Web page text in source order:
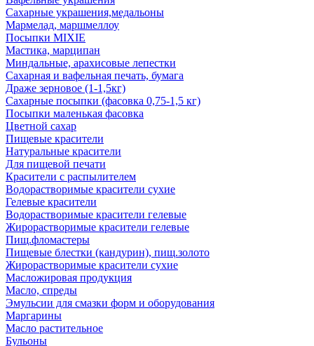
Сахарные украшения,медальоны
Мармелад, маршмеллоу
Посыпки MIXIE
Мастика, марципан
Миндальные, арахисовые лепестки
Сахарная и вафельная печать, бумага
Драже зерновое (1-1,5кг)
Сахарные посыпки (фасовка 0,75-1,5 кг)
Посыпки маленькая фасовка
Цветной сахар
Пищевые красители
Натуральные красители
Для пищевой печати
Красители с распылителем
Водорастворимые красители сухие
Гелевые красители
Водорастворимые красители гелевые
Жирорастворимые красители гелевые
Пищ.фломастеры
Пищевые блестки (кандурин), пищ.золото
Жирорастворимые красители сухие
Масложировая продукция
Масло, спреды
Эмульсии для смазки форм и оборудования
Маргарины
Масло растительное
Бульоны